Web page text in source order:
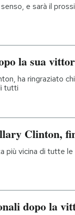
e sarà il
la sua
ha ringraziato
tutti
Clinton,
più vicina di tutte le
dopo la